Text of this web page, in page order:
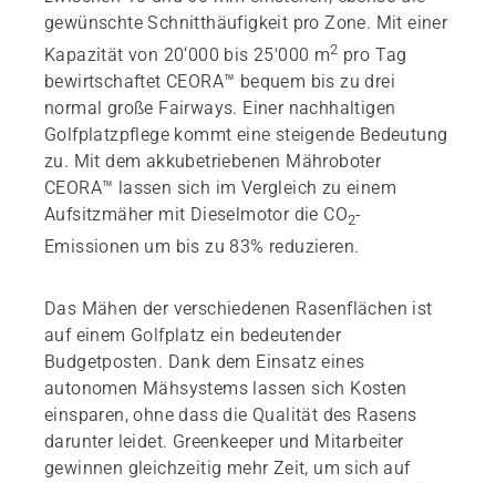
gewünschte Schnitthäufigkeit pro Zone. Mit einer
Kapazität von 20‘000 bis 25'000 m2 pro Tag
bewirtschaftet CEORA™ bequem bis zu drei
normal große Fairways. Einer nachhaltigen
Golfplatzpflege kommt eine steigende Bedeutung
zu. Mit dem akkubetriebenen Mähroboter
CEORA™ lassen sich im Vergleich zu einem
Aufsitzmäher mit Dieselmotor die CO2-
Emissionen um bis zu 83% reduzieren.
Das Mähen der verschiedenen Rasenflächen ist
auf einem Golfplatz ein bedeutender
Budgetposten. Dank dem Einsatz eines
autonomen Mähsystems lassen sich Kosten
einsparen, ohne dass die Qualität des Rasens
darunter leidet. Greenkeeper und Mitarbeiter
gewinnen gleichzeitig mehr Zeit, um sich auf